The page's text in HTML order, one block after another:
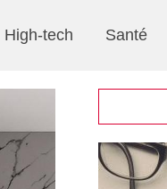
High-tech Santé